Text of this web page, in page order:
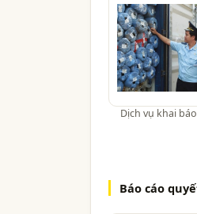
Dịch vụ khai
Báo cáo